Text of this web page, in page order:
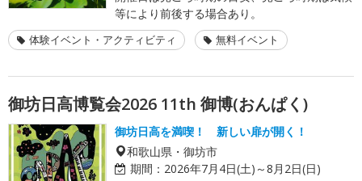
等により前後する場合あり。
体験イベント・アクティビティ 無料イベント
御坊日高博覧会2026 11th 御博(おんぱく)
御坊日高を満喫！ 新しい扉が開く！
和歌山県・御坊市
期間： 2026年7月4日(土)～8月2日(日)